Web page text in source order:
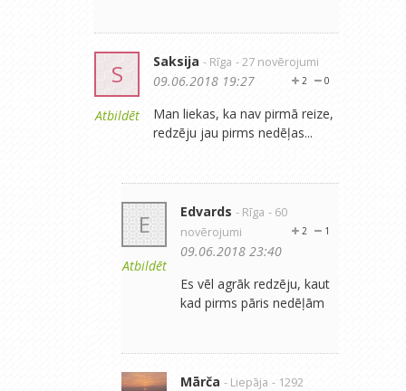
S
Atbildēt
Saksija - Rīga - 27 novērojumi
0
2
09.06.2018 19:27
Man liekas, ka nav pirmā reize,
redzēju jau pirms nedēļas...
E
Atbildēt
Edvards - Rīga - 60
novērojumi
1
2
09.06.2018 23:40
Es vēl agrāk redzēju, kaut
kad pirms pāris nedēļām
Mārča - Liepāja - 1292